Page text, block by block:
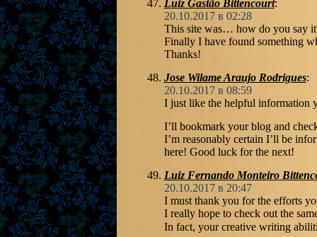
Luiz Gastão Bittencourt:
20.10.2017 в 02:28
This site was… how do you say
Finally I have found something
Thanks!
Jose Wilame Araujo Rodrigues:
20.10.2017 в 08:59
I just like the helpful information
I’ll bookmark your blog and
I’m reasonably certain I’ll be
here! Good luck for the next!
Luiz Fernando Monteiro
20.10.2017 в 20:47
I must thank you for the efforts
I really hope to check out the
In fact, your creative writing